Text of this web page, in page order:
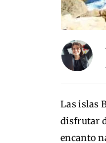
Las islas
disfrutar
encanto